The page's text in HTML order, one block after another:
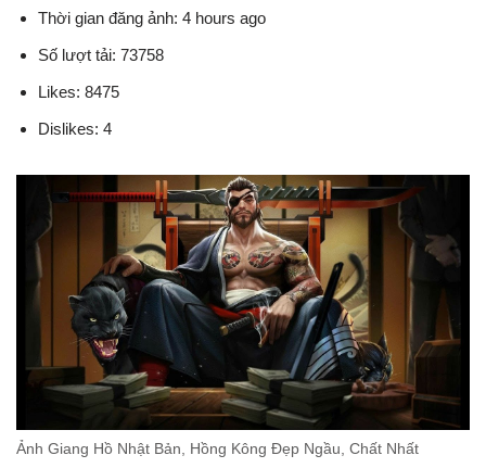
Thời gian đăng ảnh: 4 hours ago
Số lượt tải: 73758
Likes: 8475
Dislikes: 4
Ảnh Giang Hồ Nhật Bản, Hồng Kông Đẹp Ngầu, Chất Nhất